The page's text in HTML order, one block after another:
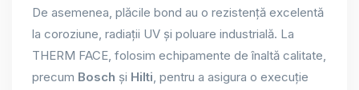
De asemenea, plăcile bond au o rezistență excelentă
la coroziune, radiații UV și poluare industrială. La
THERM FACE, folosim echipamente de înaltă calitate,
precum Bosch și Hilti, pentru a asigura o execuție